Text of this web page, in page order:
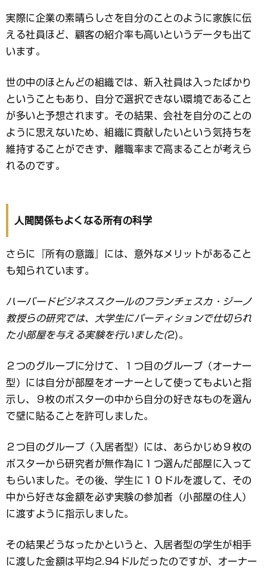
実際に企業の素晴らしさを自分のことのように家族に伝
える社員ほど、顧客の紹介率も高いというデータも出て
います。
世の中のほとんどの組織では、新入社員は入ったばかり
ということもあり、自分で選択できない環境であること
が多いと予想されます。その結果、会社を自分のことの
ように思えないため、組織に貢献したいという気持ちを
維持することができず、離職率まで高まることが考えら
れるのです。
人間関係もよくなる所有の科学
さらに『所有の意識』には、意外なメリットがあること
も知られています。
ハーバードビジネススクールのフランチェスカ・ジーノ
教授らの研究では、大学生にパーティションで仕切られ
た小部屋を与える実験を行いました(2)。
２つのグループに分けて、１つ目のグループ（オーナー
型）には自分が部屋をオーナーとして使ってもよいと指
示し、９枚のポスターの中から自分の好きなものを選ん
で壁に貼ることを許可しました。
２つ目のグループ（入居者型）には、あらかじめ９枚の
ポスターから研究者が無作為に１つ選んだ部屋に入って
もらいました。その後、学生に１０ドルを渡して、その
中から好きな金額を必ず実験の参加者（小部屋の住人）
に渡すように指示しました。
その結果どうなったかというと、入居者型の学生が相手
に渡した金額は平均2.94ドルだったのですが、オーナー